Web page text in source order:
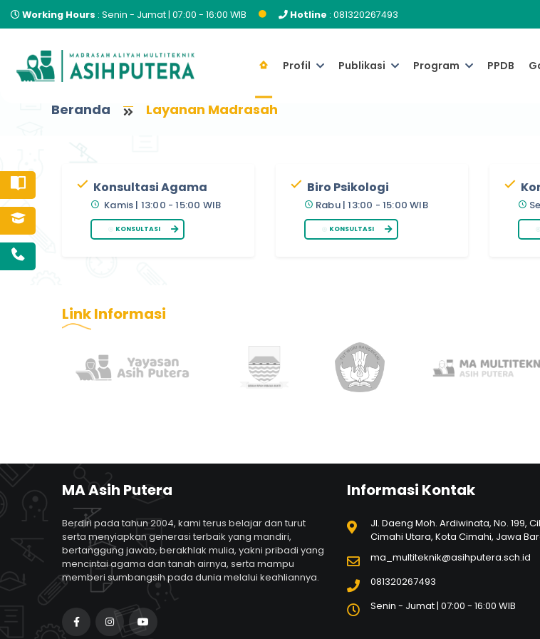
Working Hours : Senin - Jumat | 07:00 - 16:00 WIB Hotline : 081320267493
Profil Publikasi Program PPDB
Beranda Layanan Madrasah
Konsultasi Agama
Kamis | 13:00 - 15:00 WIB
KONSULTASI
Biro Psikologi
Rabu | 13:00 - 15:00 WIB
KONSULTASI
LinkInformasi
MA Asih Putera
Berdiri pada tahun 2004, kami terus belajar dan turut
serta menyiapkan generasi terbaik yang mandiri,
bertanggung jawab, berakhlak mulia, yakni pribadi yang
mencintai agama dan tanah airnya, serta mampu
memberi sumbangsih pada dunia melalui keahliannya.
Informasi Kontak
Jl. Daeng Moh. Ardiwinata, No. 199,
Cimahi Utara, Kota Cimahi, Jawa
ma_multiteknik@asihputera.sch.id
081320267493
Senin - Jumat | 07:00 - 16:00 WIB